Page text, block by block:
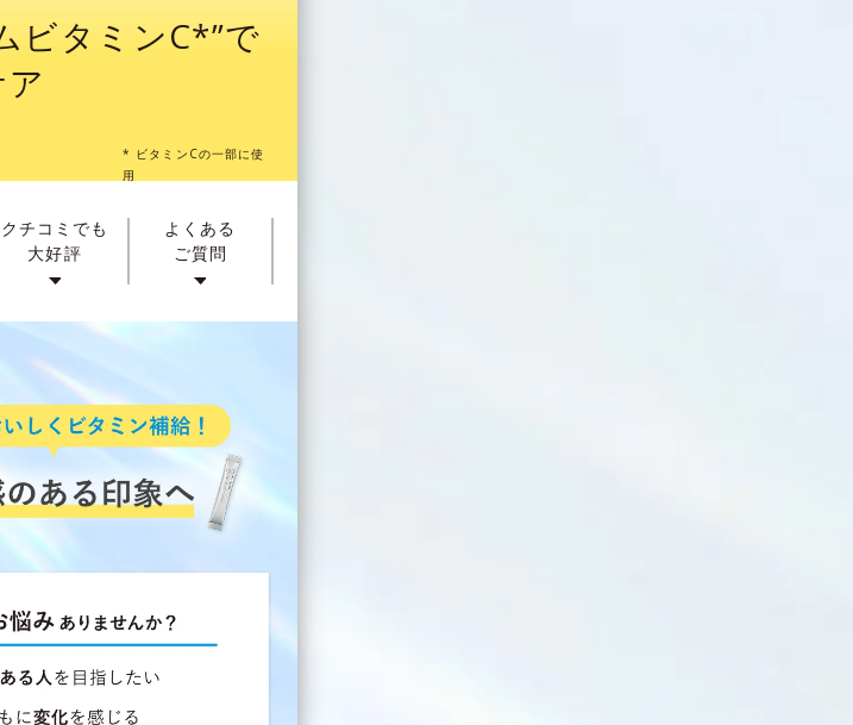
ビタミンC*”で
* ビタミンCの一部に使
用
クチコミでも
大好評
よくある
ご質問